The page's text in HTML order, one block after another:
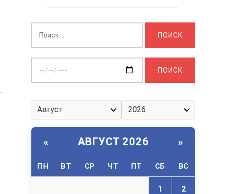
дату:
« АВГУСТ 2026 »
ПН ВТ СР ЧТ ПТ СБ ВС
1 2